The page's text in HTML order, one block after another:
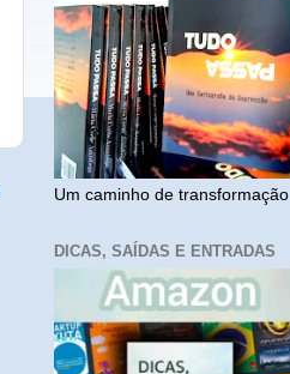
Um caminho de transformação
DICAS, SAÍDAS E ENTRADAS